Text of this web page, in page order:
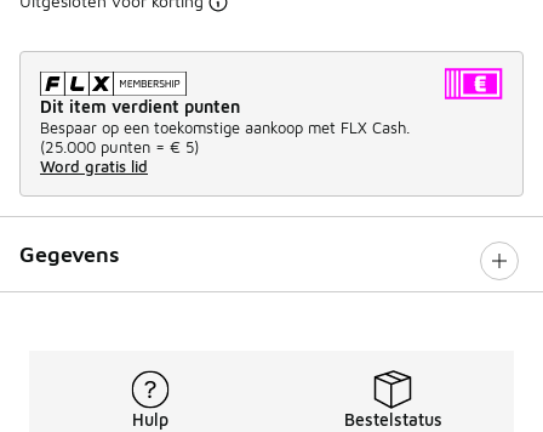
Dit item verdient punten
Bespaar op een toekomstige aankoop met FLX Cash.
(25.000 punten = € 5)
Word gratis lid
Gegevens
Hulp Bestelstatus